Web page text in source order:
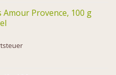
Amour Provence, 100 g